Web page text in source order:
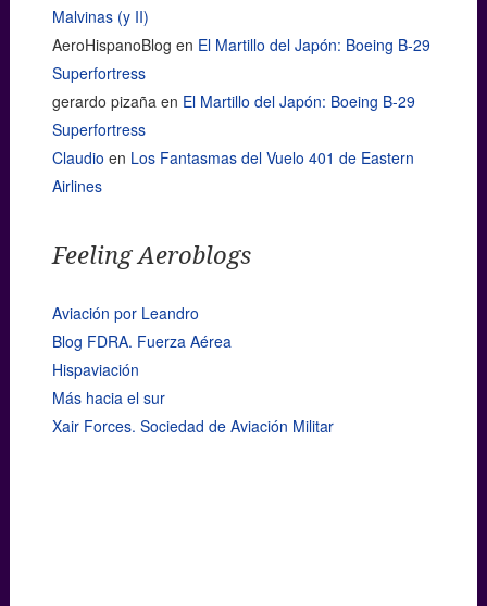
Malvinas (y II)
AeroHispanoBlog en El Martillo del Japón: Boeing B-29
Superfortress
gerardo pizaña en El Martillo del Japón: Boeing B-29
Superfortress
Claudio en Los Fantasmas del Vuelo 401 de Eastern
Airlines
Feeling Aeroblogs
Aviación por Leandro
Blog FDRA. Fuerza Aérea
Hispaviación
Más hacia el sur
Xair Forces. Sociedad de Aviación Militar